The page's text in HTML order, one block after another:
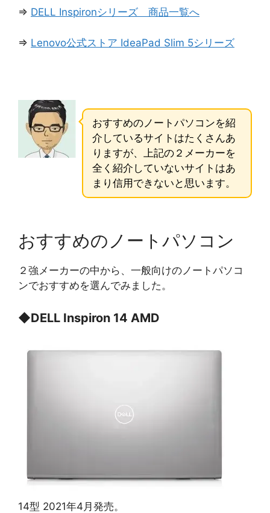
⇒ DELL Inspironシリーズ 商品一覧へ
⇒ Lenovo公式ストア IdeaPad Slim 5シリーズ
おすすめのノートパソコンを紹
介しているサイトはたくさんあ
りますが、上記の２メーカーを
全く紹介していないサイトはあ
まり信用できないと思います。
おすすめのノートパソコン
２強メーカーの中から、一般向けのノートパソコ
ンでおすすめを選んでみました。
◆DELL Inspiron 14 AMD
14型 2021年4月発売。